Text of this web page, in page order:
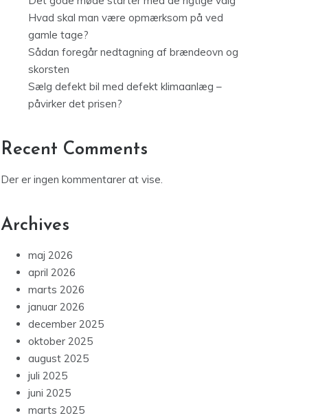
Hvad skal man være opmærksom på ved
gamle tage?
Sådan foregår nedtagning af brændeovn og
skorsten
Sælg defekt bil med defekt klimaanlæg –
påvirker det prisen?
Recent Comments
Der er ingen kommentarer at vise.
Archives
maj 2026
april 2026
marts 2026
januar 2026
december 2025
oktober 2025
august 2025
juli 2025
juni 2025
marts 2025